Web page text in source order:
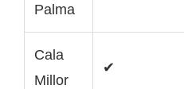
Palma
Cala
Millor
✔